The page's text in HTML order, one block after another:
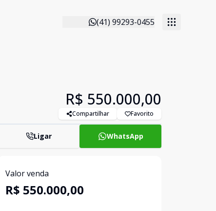
(41) 99293-0455
R$ 550.000,00
Compartilhar Favorito
Ligar WhatsApp
Valor venda
R$ 550.000,00